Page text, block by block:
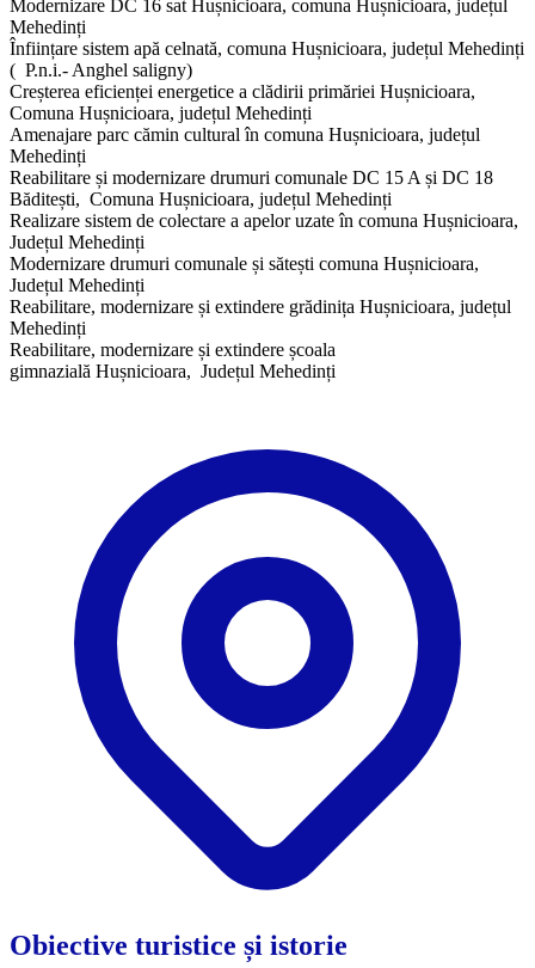
Modernizare DC 16 sat Hușnicioara, comuna Hușnicioara, județul
Mehedinți
Înființare sistem apă celnată, comuna Hușnicioara, județul Mehedinți
( P.n.i.- Anghel saligny)
Creșterea eficienței energetice a clădirii primăriei Hușnicioara,
Comuna Hușnicioara, județul Mehedinți
Amenajare parc cămin cultural în comuna Hușnicioara, județul
Mehedinți
Reabilitare și modernizare drumuri comunale DC 15 A și DC 18
Băditești, Comuna Hușnicioara, județul Mehedinți
Realizare sistem de colectare a apelor uzate în comuna Hușnicioara,
Județul Mehedinți
Modernizare drumuri comunale și sătești comuna Hușnicioara,
Județul Mehedinți
Reabilitare, modernizare și extindere grădinița Hușnicioara, județul
Mehedinți
Reabilitare, modernizare și extindere școala
gimnazială Hușnicioara, Județul Mehedinți
Obiective turistice și istorie